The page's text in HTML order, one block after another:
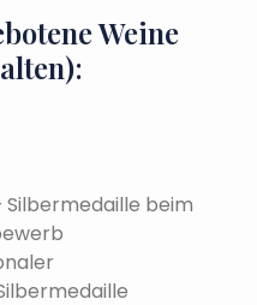
Weine
Silbermedaille beim